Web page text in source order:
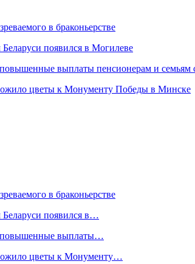
в браконьерстве
появился в Могилеве
выплаты пенсионерам и семьям
цветы к Монументу Победы в Минске
в браконьерстве
появился в…
повышенные выплаты…
цветы к Монументу…